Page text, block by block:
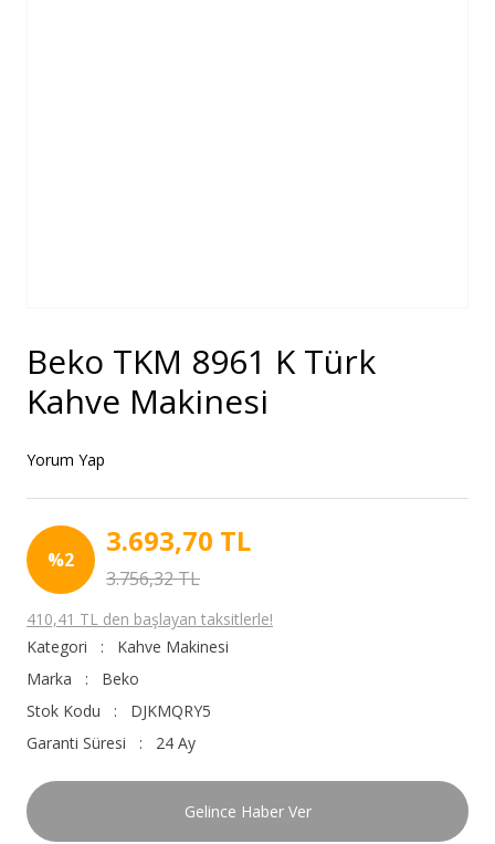
Beko TKM 8961 K Türk
Kahve Makinesi
Yorum Yap
%2
3.693,70 TL
3.756,32 TL
410,41 TL den başlayan taksitlerle!
Kategori
Kahve Makinesi
Marka
Beko
Stok Kodu
DJKMQRY5
Garanti Süresi
24 Ay
Gelince Haber Ver